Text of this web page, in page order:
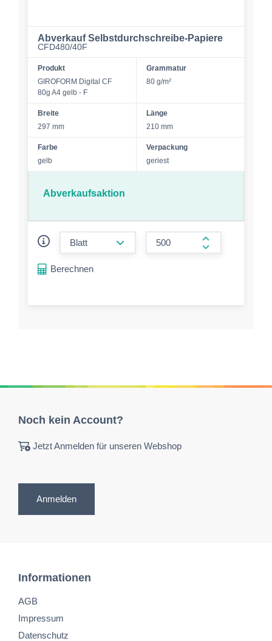
Abverkauf Selbstdurchschreibe-Papiere
CFD480/40F
Produkt
GIROFORM Digital CF
80g A4 gelb - F
Grammatur
80 g/m²
Breite
297 mm
Länge
210 mm
Farbe
gelb
Verpackung
geriest
Abverkaufsaktion
form.increase-
Berechnen
Noch kein Account?
Jetzt Anmelden für unseren Webshop
Anmelden
Informationen
AGB
Impressum
Datenschutz